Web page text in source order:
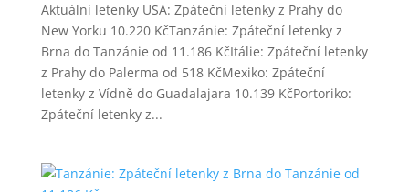
Aktuální letenky USA: Zpáteční letenky z Prahy do
New Yorku 10.220 KčTanzánie: Zpáteční letenky z
Brna do Tanzánie od 11.186 KčItálie: Zpáteční letenky
z Prahy do Palerma od 518 KčMexiko: Zpáteční
letenky z Vídně do Guadalajara 10.139 KčPortoriko:
Zpáteční letenky z...